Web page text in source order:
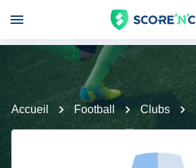
Accueil Football Clubs